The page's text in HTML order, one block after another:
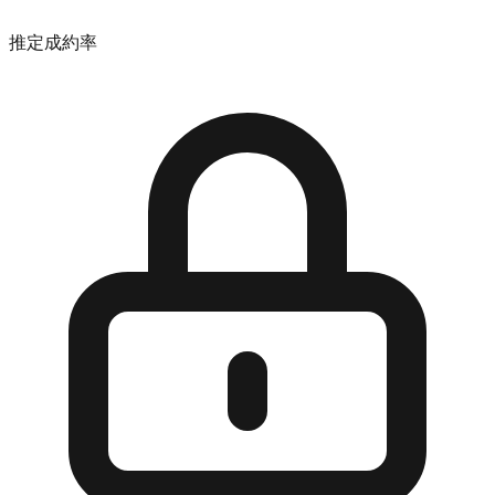
推定成約率